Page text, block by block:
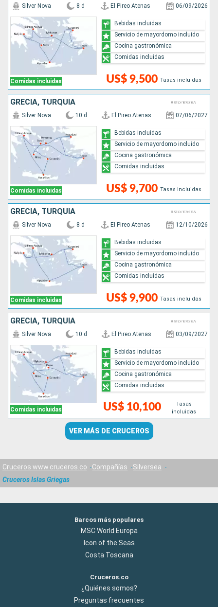
Comidas incluidas
Silver Nova 8 d El Pireo Atenas 06/09/2026
US$ 9,500 Tasas incluidas
Bebidas incluidas
Servicio de mayordomo incluido
Cocina gastronómica
Comidas incluidas
GRECIA, TURQUÍA
Comidas incluidas
Silver Nova 10 d El Pireo Atenas 07/06/2027
US$ 9,700 Tasas incluidas
Bebidas incluidas
Servicio de mayordomo incluido
Cocina gastronómica
Comidas incluidas
GRECIA, TURQUÍA
Comidas incluidas
Silver Nova 8 d El Pireo Atenas 12/10/2026
US$ 9,900 Tasas incluidas
Bebidas incluidas
Servicio de mayordomo incluido
Cocina gastronómica
Comidas incluidas
GRECIA, TURQUÍA
Comidas incluidas
Silver Nova 10 d El Pireo Atenas 03/09/2027
US$ 10,100
Tasas
incluidas
Bebidas incluidas
Servicio de mayordomo incluido
Cocina gastronómica
Comidas incluidas
VER MÁS DE CRUCEROS
Cruceros www.cruceros.co Compañías
Silversea
Cruceros Islas Griegas
Barcos más populares
MSC World Europa
Icon of the Seas
Costa Toscana
Cruceros.co
¿Quiénes somos?
Preguntas frecuentes